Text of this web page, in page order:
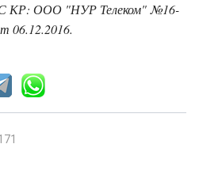
КР: ООО "НУР Телеком" №16-
06.12.2016.